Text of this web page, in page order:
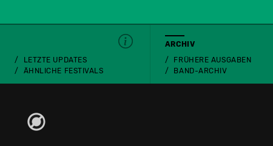
LETZTE UPDATES
ÄHNLICHE FESTIVALS
ARCHIV
FRÜHERE AUSGABEN
BAND-ARCHIV